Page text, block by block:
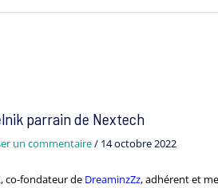
parrain de Nextech
un commentaire/ 14 octobre 2022
co-fondateur de DreaminzZz, adhérent et